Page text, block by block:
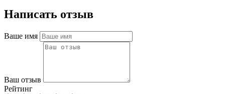
Написать отзыв
Ваше имя
Ваш отзыв
Рейтинг